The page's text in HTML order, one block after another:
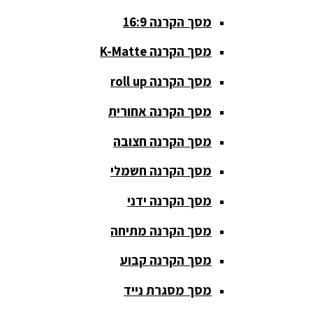
סאבים
וחצובות
ערכת קריוקי
שקטות
מערכות
הגברה
פלטות DJ
קונטרולים
מסך הקרנה 16:9
מסך הקרנה K-Matte
מסך הקרנה roll up
מסך הקרנה אחורית
מסך הקרנה חצובה
מסך הקרנה חשמלי
מסך הקרנה ידני
מסך הקרנה מתיחה
מסך הקרנה קבוע
מסך מסגרת נייד